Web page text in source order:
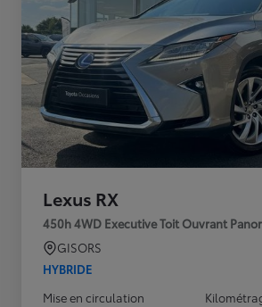
Lexus RX
450h 4WD Executive Toit Ouvrant
GISORS
HYBRIDE
Mise en circulation